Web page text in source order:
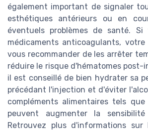
également important de signaler
esthétiques antérieurs ou en
éventuels problèmes de santé. Si
médicaments anticoagulants,
vous recommander de les arrêter
réduire le risque d'hématomes post-
il est conseillé de bien hydrater sa
précédant l'injection et d'éviter
compléments alimentaires tels
peuvent augmenter la
Retrouvez plus d'informations sur